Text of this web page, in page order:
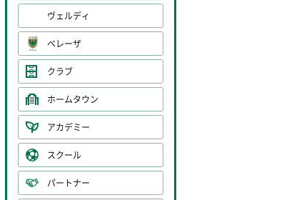
ヴェルディ
ベレーザ
クラブ
ホームタウン
アカデミー
スクール
パートナー